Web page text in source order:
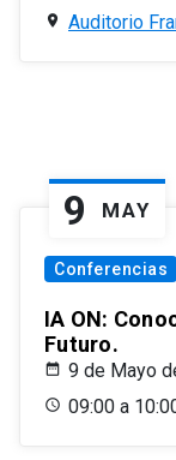
Auditorio
9 MAY
Conferencias
IA ON:
Futuro.
9 de Mayo
09:00 a